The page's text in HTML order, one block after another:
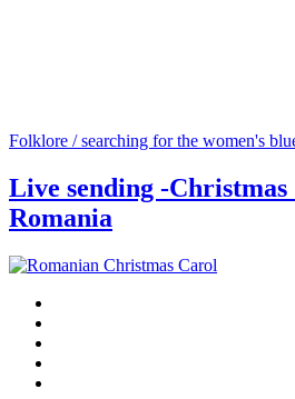
Folklore / searching for the women's
Live sending -
Romania